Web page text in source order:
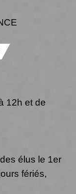
12h et de
élus le 1er
fériés,